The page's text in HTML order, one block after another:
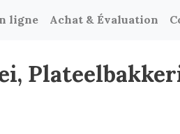
ligne Achat & Évaluation